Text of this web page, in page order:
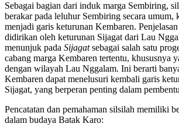
Sebagai bagian dari induk marga Sembiring,
berakar pada leluhur Sembiring secara umum,
menjadi garis keturunan Kembaren.
didirikan oleh keturunan Sijagat dari Lau
menunjuk pada Sijagatsebagai salah satu
cabang marga Kembaren tertentu, khususnya
dengan wilayah Lau Nggalam. Ini berarti
Kembaren dapat menelusuri kembali garis
Sijagat, yang berperan penting dalam
Pencatatan dan pemahaman silsilah memiliki
dalam budaya Batak Karo: